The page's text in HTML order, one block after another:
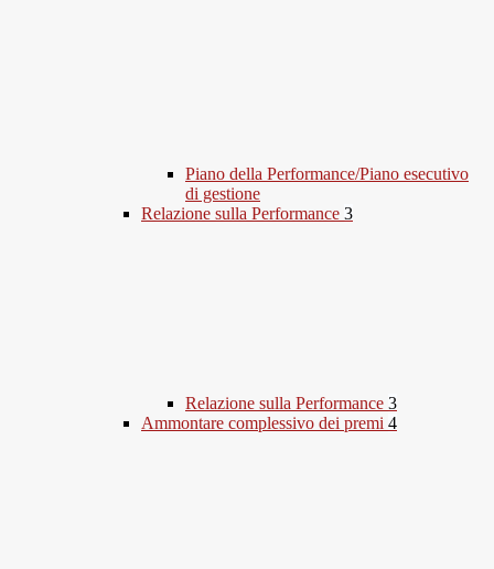
Piano della Performance/Piano esecutivo
di gestione
Relazione sulla Performance 3
Relazione sulla Performance 3
Ammontare complessivo dei premi 4